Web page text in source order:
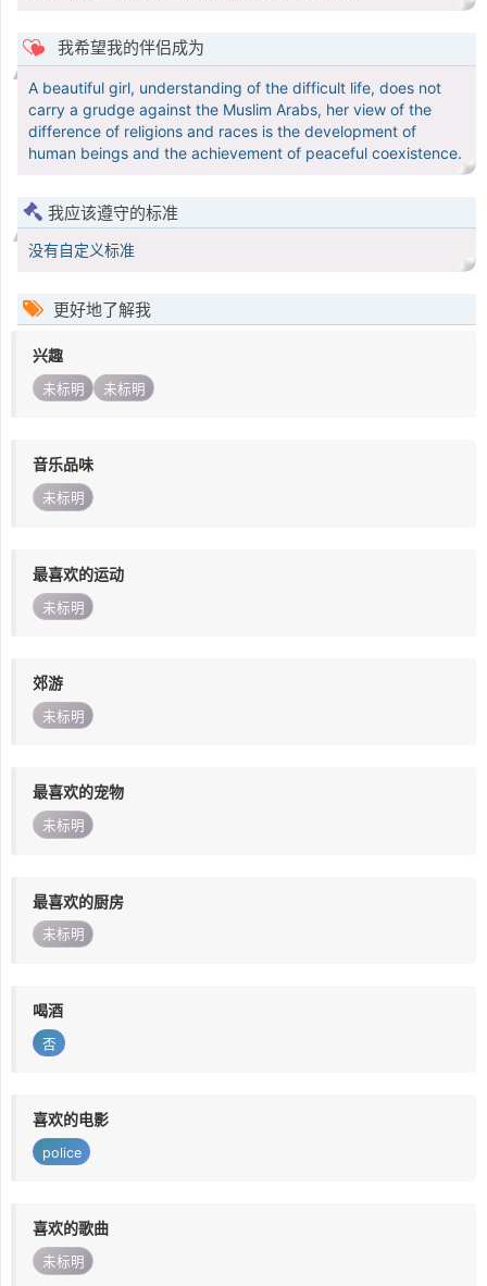
我希望我的伴侣成为
A beautiful girl, understanding of the difficult life, does not
carry a grudge against the Muslim Arabs, her view of the
difference of religions and races is the development of
human beings and the achievement of peaceful coexistence.
我应该遵守的标准
没有自定义标准
更好地了解我
兴趣
未标明 未标明
音乐品味
未标明
最喜欢的运动
未标明
郊游
未标明
最喜欢的宠物
未标明
最喜欢的厨房
未标明
喝酒
否
喜欢的电影
police
喜欢的歌曲
未标明